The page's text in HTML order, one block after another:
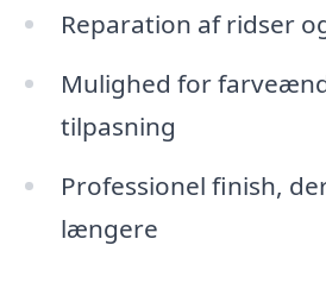
Reparation af ridser
Mulighed for
tilpasning
Professionel finish,
længere